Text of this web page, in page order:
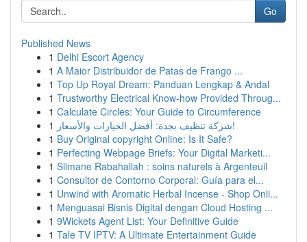
Go
Published News
1 Delhi Escort Agency
1 A Maior Distribuidor de Patas de Frango ...
1 Top Up Royal Dream: Panduan Lengkap & Andal
1 Trustworthy Electrical Know-how Provided Throug...
1 Calculate Circles: Your Guide to Circumference
1
شركة تنظيف بجدة: أفضل الخيارات والأسعار!
1 Buy Original copyright Online: Is It Safe?
1 Perfecting Webpage Briefs: Your Digital Marketi...
1 Slimane Rabahallah : soins naturels à Argenteuil
1 Consultor de Contorno Corporal: Guía para el...
1 Unwind with Aromatic Herbal Incense - Shop Onli...
1 Menguasai Bisnis Digital dengan Cloud Hosting ...
1 9Wickets Agent List: Your Definitive Guide
1 Tale TV IPTV: A Ultimate Entertainment Guide